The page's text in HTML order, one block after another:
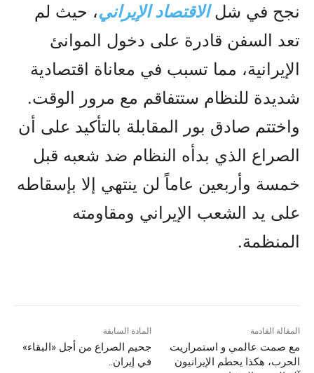
نجح في شلالاقتصاد الإيراني، حيث لم
تعد السفن قادرة على دخول الموانئ
الإيرانية، مما تسبب في معاناة اقتصادية
شديدة للنظام ستتفاقم مع مرور الوقت.
واختتم صادق بور المقابلة بالتأكيد على أن
الصراع الذي بدأه النظام ضد شعبه قبل
خمسة وأربعين عاماً لن ينتهي إلا بإسقاطه
على يد الشعب الإيراني ومقاومته
المنظمة.
المادة السابقة
جحيم الصراع من أجل «البقاء»
في إيران..
المقالة القادمة
مع صمت عالمي و استمراریت
الحرب، هکذا يحطم الإيرانيون